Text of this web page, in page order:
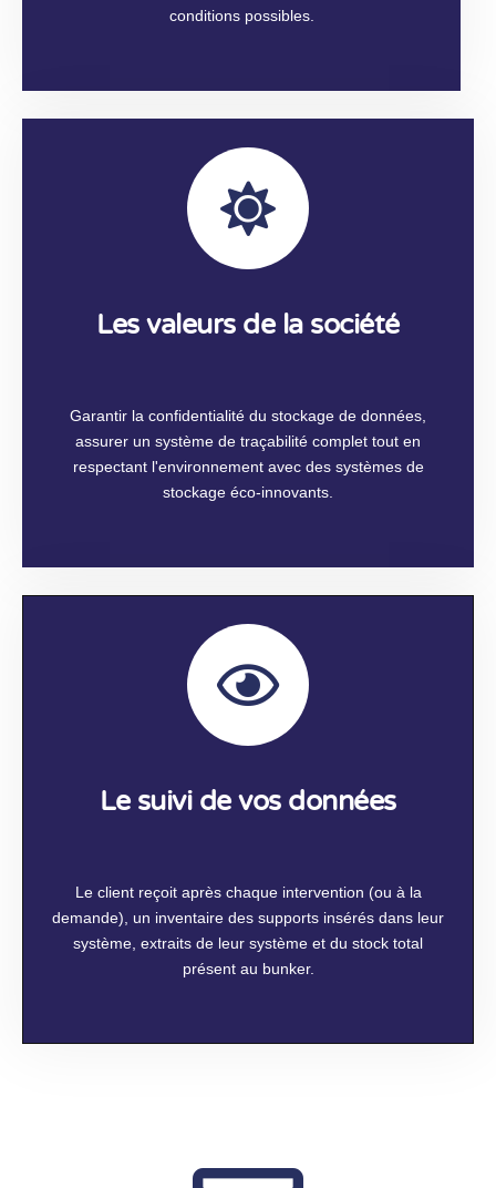
conditions possibles.
Les valeurs de la société
Garantir la confidentialité du stockage de données,
assurer un système de traçabilité complet tout en
respectant l'environnement avec des systèmes de
stockage éco-innovants.
Le suivi de vos données
Le client reçoit après chaque intervention (ou à la
demande), un inventaire des supports insérés dans leur
système, extraits de leur système et du stock total
présent au bunker.